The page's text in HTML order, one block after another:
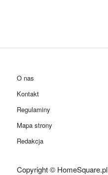
O nas
Kontakt
Regulaminy
Mapa strony
Redakcja
Copyright © HomeSquare.pl